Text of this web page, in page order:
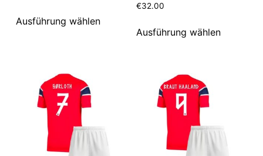
Ausführung wählen
€32.00
Ausführung wählen